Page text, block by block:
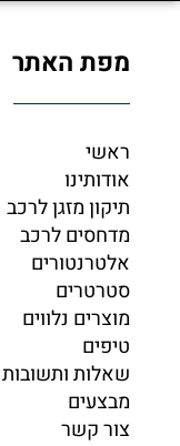
מפת האתר
ראשי
אודותינו
תיקון מזגן לרכב
מדחסים לרכב
אלטרנטורים
סטרטרים
מוצרים נלווים
טיפים
שאלות ותשובות
מבצעים
צור קשר